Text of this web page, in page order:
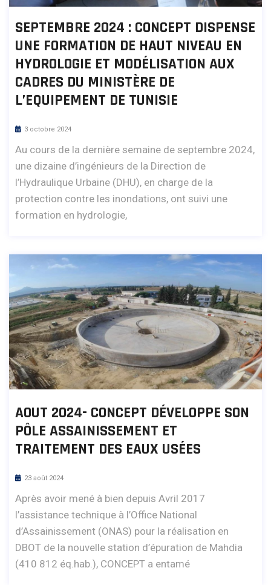
SEPTEMBRE 2024 : CONCEPT DISPENSE
UNE FORMATION DE HAUT NIVEAU EN
HYDROLOGIE ET MODÉLISATION AUX
CADRES DU MINISTÈRE DE
L’EQUIPEMENT DE TUNISIE
3 octobre 2024
Au cours de la dernière semaine de septembre 2024,
une dizaine d’ingénieurs de la Direction de
l’Hydraulique Urbaine (DHU), en charge de la
protection contre les inondations, ont suivi une
formation en hydrologie,
AOUT 2024- CONCEPT DÉVELOPPE SON
PÔLE ASSAINISSEMENT ET
TRAITEMENT DES EAUX USÉES
23 août 2024
Après avoir mené à bien depuis Avril 2017
l’assistance technique à l’Office National
d’Assainissement (ONAS) pour la réalisation en
DBOT de la nouvelle station d’épuration de Mahdia
(410 812 éq.hab.), CONCEPT a entamé